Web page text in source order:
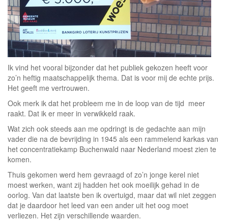
Ik vind het vooral bijzonder dat het publiek gekozen heeft voor
zo’n heftig maatschappelijk thema. Dat is voor mij de echte prijs.
Het geeft me vertrouwen.
Ook merk ik dat het probleem me in de loop van de tijd meer
raakt. Dat ik er meer in verwikkeld raak.
Wat zich ook steeds aan me opdringt is de gedachte aan mijn
vader die na de bevrijding in 1945 als een rammelend karkas van
het concentratiekamp Buchenwald naar Nederland moest zien te
komen.
Thuis gekomen werd hem gevraagd of zo’n jonge kerel niet
moest werken, want zij hadden het ook moeilijk gehad in de
oorlog. Van dat laatste ben ik overtuigd, maar dat wil niet zeggen
dat je daardoor het leed van een ander uit het oog moet
verliezen. Het zijn verschillende waarden.